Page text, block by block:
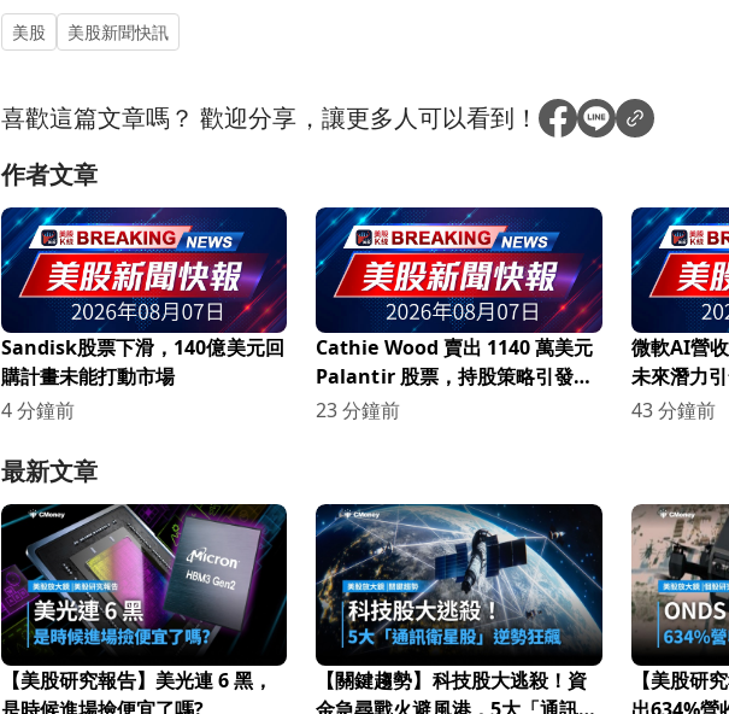
美股 美股新聞快訊
喜歡這篇文章嗎？歡迎分享，讓更多人可以看到！
作者文章
Sandisk股票下滑，140億美元回
購計畫未能打動市場
4 分鐘前
Cathie Wood 賣出 1140 萬美元
Palantir 股票，持股策略引發市
場關注！
23 分鐘前
微軟AI營
未來潛力
43 分鐘前
最新文章
【美股研究報告】美光連 6 黑，
是時候進場撿便宜了嗎?
【關鍵趨勢】科技股大逃殺！資
金急尋戰火避風港，5大「通訊衛
【美股研
出634%營